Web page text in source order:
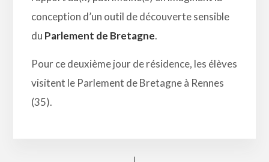
conception d’un outil de découverte sensible
du Parlement de Bretagne.
Pour ce deuxième jour de résidence, les élèves
visitent le Parlement de Bretagne à Rennes
(35).